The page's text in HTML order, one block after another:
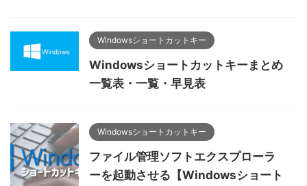
Windowsショートカットキー
Windowsショートカットキーまとめ
一覧表・一覧・早見表
Windowsショートカットキー
ファイル管理ソフトエクスプローラ
ーを起動させる【Windowsショート